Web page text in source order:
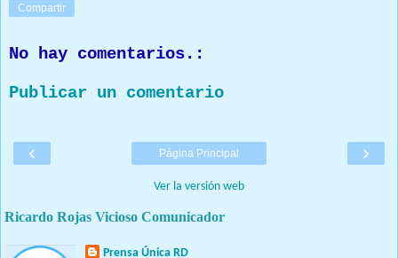
Compartir
No hay comentarios.:
Publicar un comentario
‹ ›
Página Principal
Ver la versión web
Ricardo Rojas Vicioso Comunicador
Prensa Única RD